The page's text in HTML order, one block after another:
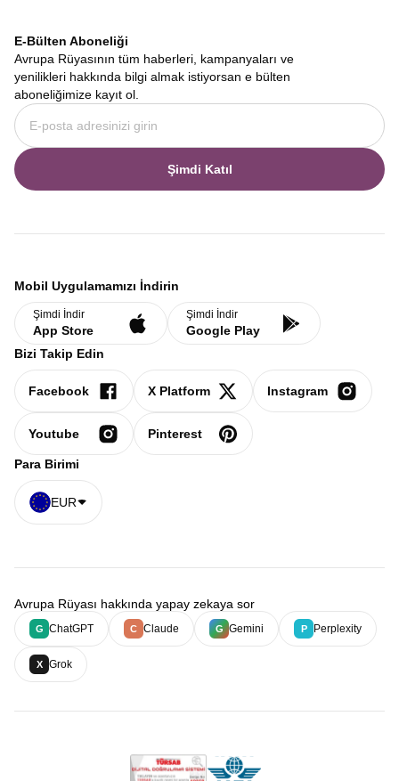
E-Bülten Aboneliği
Avrupa Rüyasının tüm haberleri, kampanyaları ve
yenilikleri hakkında bilgi almak istiyorsan e bülten
aboneliğimize kayıt ol.
Şimdi Katıl
Mobil Uygulamamızı İndirin
Şimdi İndir
App Store
Şimdi İndir
Google Play
Bizi Takip Edin
Facebook X Platform Instagram
Youtube Pinterest
Para Birimi
EUR
Avrupa Rüyası hakkında yapay zekaya sor
G ChatGPT C Claude G Gemini P Perplexity
X Grok